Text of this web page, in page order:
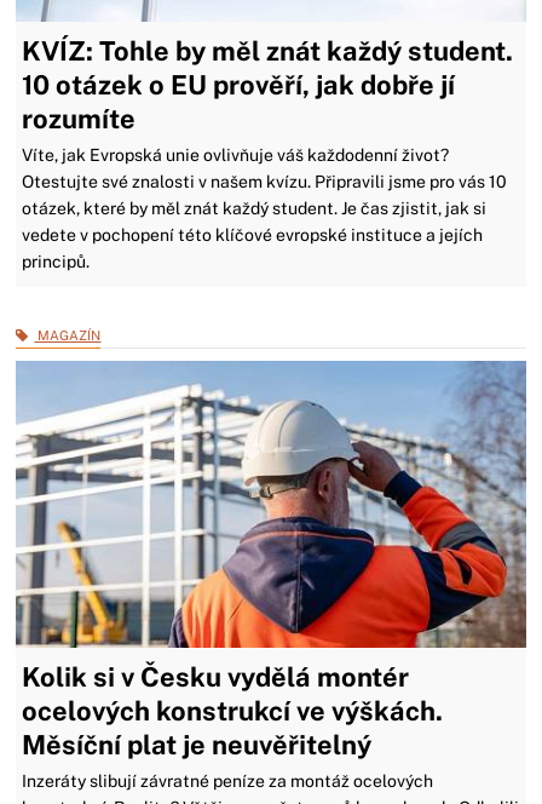
KVÍZ: Tohle by měl znát každý student.
10 otázek o EU prověří, jak dobře jí
rozumíte
Víte, jak Evropská unie ovlivňuje váš každodenní život?
Otestujte své znalosti v našem kvízu. Připravili jsme pro vás 10
otázek, které by měl znát každý student. Je čas zjistit, jak si
vedete v pochopení této klíčové evropské instituce a jejích
principů.
MAGAZÍN
Kolik si v Česku vydělá montér
ocelových konstrukcí ve výškách.
Měsíční plat je neuvěřitelný
Inzeráty slibují závratné peníze za montáž ocelových